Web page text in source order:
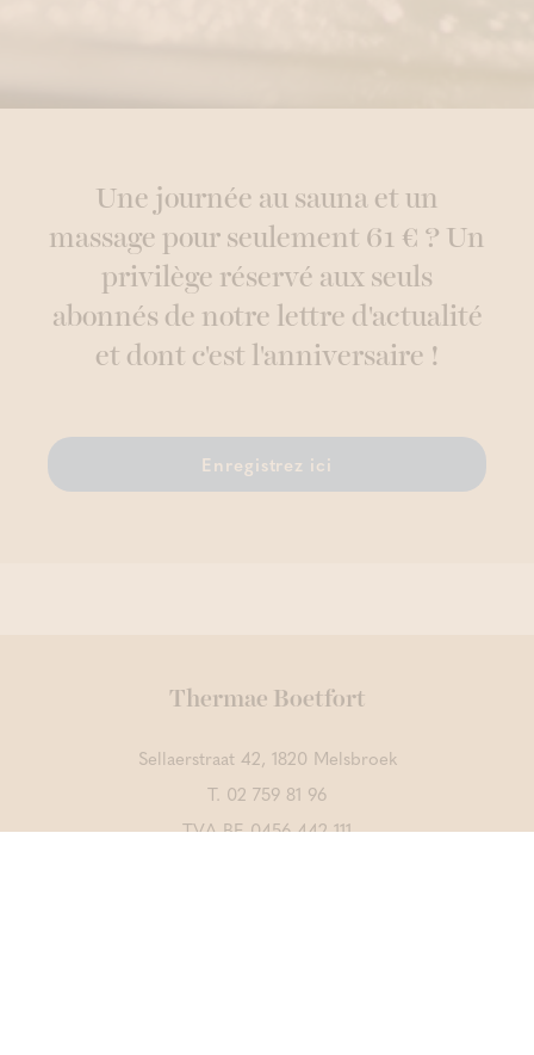
Une journée au sauna et un
massage pour seulement 61 € ? Un
privilège réservé aux seuls
abonnés de notre lettre d'actualité
et dont c'est l'anniversaire !
Enregistrez ici
Thermae Boetfort
Sellaerstraat 42, 1820 Melsbroek
T. 02 759 81 96
TVA BE 0456 442 111